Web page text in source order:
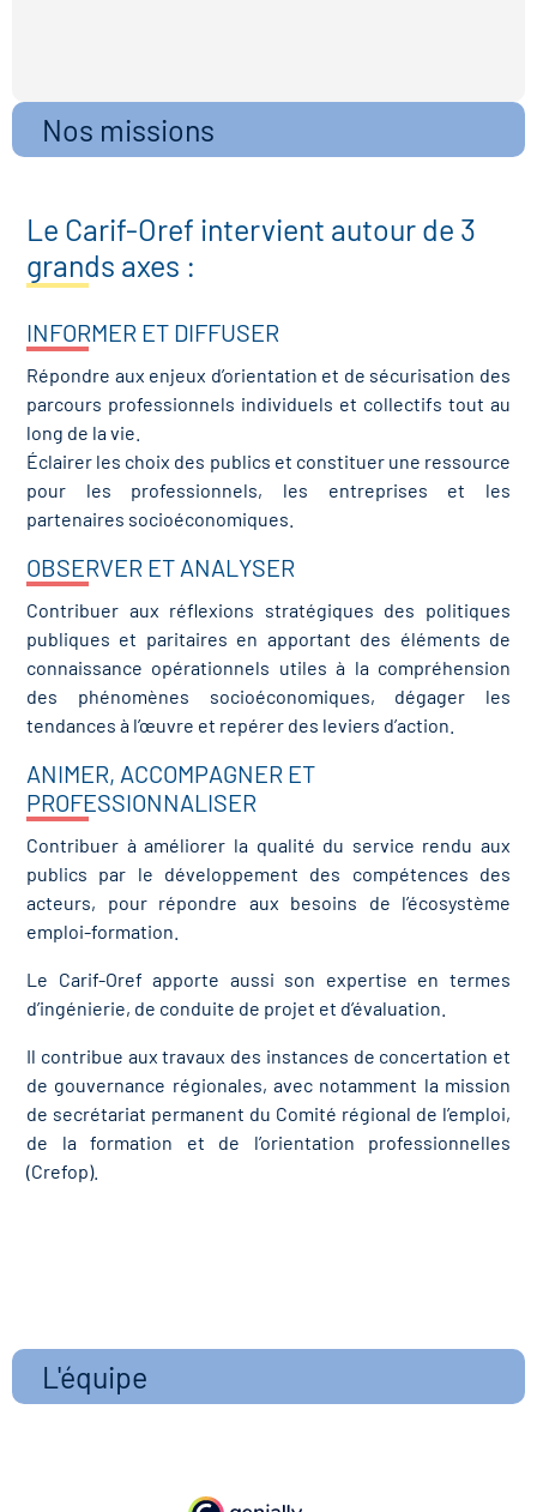
Nos missions
Le Carif-Oref intervient autour de 3
grands axes :
INFORMER ET DIFFUSER
Répondre aux enjeux d’orientation et de sécurisation des
parcours professionnels individuels et collectifs tout au
long de la vie.
Éclairer les choix des publics et constituer une ressource
pour les professionnels, les entreprises et les
partenaires socioéconomiques.
OBSERVER ET ANALYSER
Contribuer aux réflexions stratégiques des politiques
publiques et paritaires en apportant des éléments de
connaissance opérationnels utiles à la compréhension
des phénomènes socioéconomiques, dégager les
tendances à l’œuvre et repérer des leviers d’action.
ANIMER, ACCOMPAGNER ET
PROFESSIONNALISER
Contribuer à améliorer la qualité du service rendu aux
publics par le développement des compétences des
acteurs, pour répondre aux besoins de l’écosystème
emploi-formation.
Le Carif-Oref apporte aussi son expertise en termes
d’ingénierie, de conduite de projet et d’évaluation.
Il contribue aux travaux des instances de concertation et
de gouvernance régionales, avec notamment la mission
de secrétariat permanent du Comité régional de l’emploi,
de la formation et de l’orientation professionnelles
(Crefop).
L'équipe